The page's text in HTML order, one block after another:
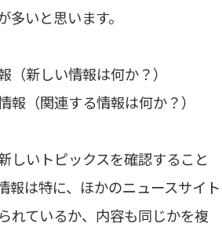
多いと思います。
新しい情報は何か？）
（関連する情報は何か？）
しいトピックスを確認すること
報は特に、ほかのニュースサイト
れているか、内容も同じかを複